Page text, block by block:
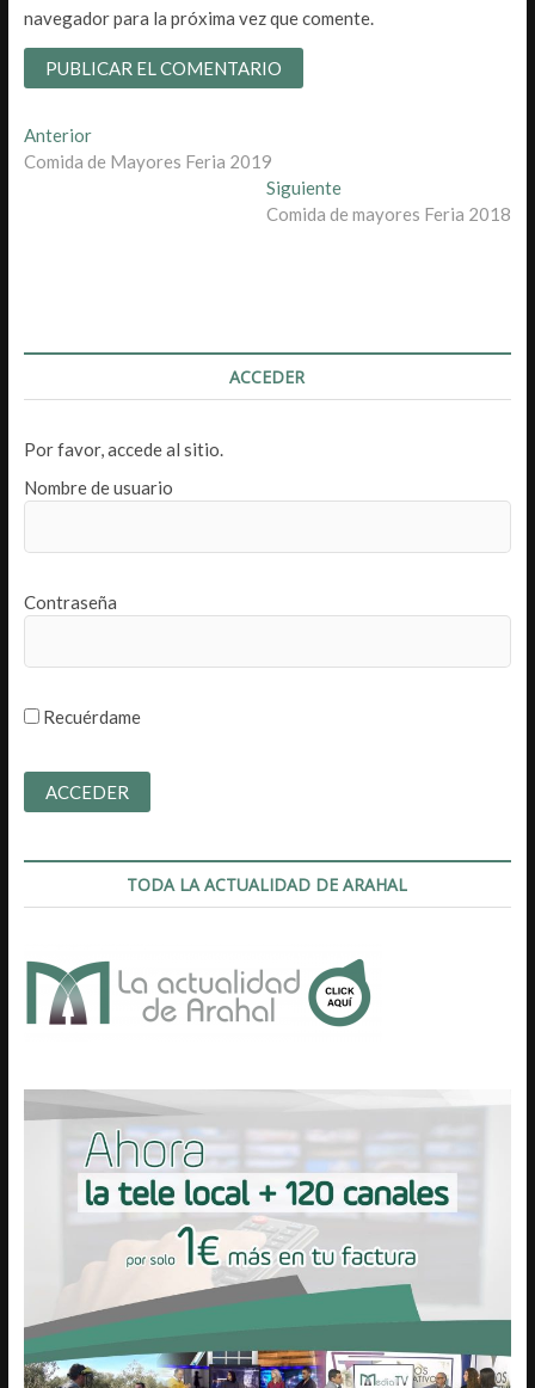
navegador para la próxima vez que comente.
Navegación
de
AnteriorEntrada
anterior:
Comida de Mayores Feria 2019
SiguienteEntrada
siguiente:
Comida de mayores Feria 2018
ACCEDER
Por favor, accede al sitio.
Nombre de usuario
Contraseña
Recuérdame
TODA LA ACTUALIDAD DE ARAHAL